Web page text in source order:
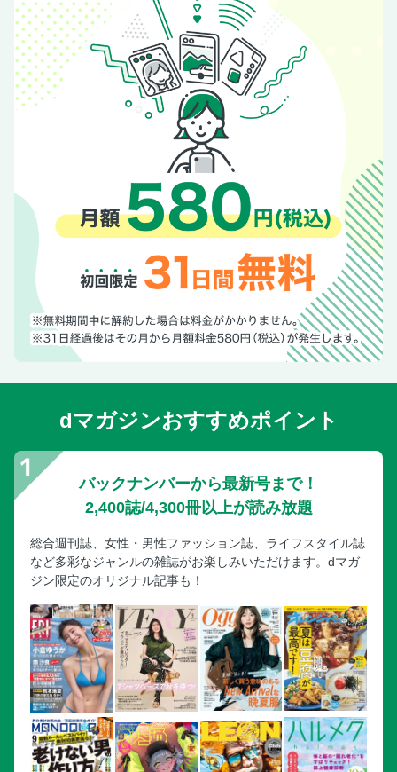
dマガジンおすすめポイント
バックナンバーから最新号まで！
2,400誌/4,300冊以上が読み放題
総合週刊誌、女性・男性ファッション誌、ライフスタイル誌
など多彩なジャンルの雑誌がお楽しみいただけます。dマガ
ジン限定のオリジナル記事も！